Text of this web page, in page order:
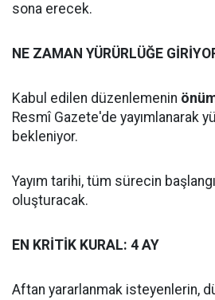
sona erecek.
NE ZAMAN YÜRÜRLÜĞE
Kabul edilen düzenlemenin
Resmî Gazete'de yayımlanarak
bekleniyor.
Yayım tarihi, tüm sürecin
oluşturacak.
EN KRİTİK KURAL: 4 AY
Aftan yararlanmak isteyenlerin,